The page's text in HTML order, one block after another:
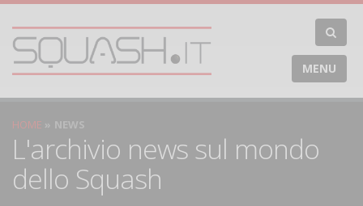
MENU
HOME NEWS
L'archivio news sul mondo
dello Squash